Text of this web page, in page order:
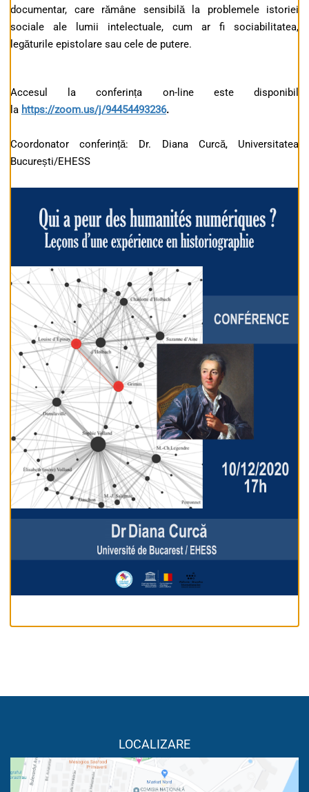
documentar, care rămâne sensibilă la problemele istoriei
sociale ale lumii intelectuale, cum ar fi sociabilitatea,
legăturile epistolare sau cele de putere.
Accesul la conferința on-line este disponibil
la https://zoom.us/j/94454493236.
Coordonator conferință: Dr. Diana Curcă, Universitatea
București/EHESS
LOCALIZARE